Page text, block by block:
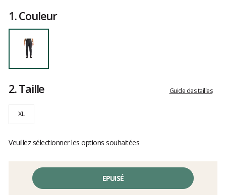
1.Couleur
2.Taille Guide des tailles
XL
Veuillez sélectionner les options souhaitées
EPUISÉ